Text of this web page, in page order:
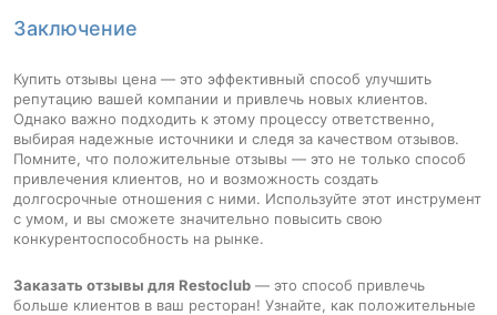
Заключение
Купить отзывы цена — это эффективный способ улучшить
репутацию вашей компании и привлечь новых клиентов.
Однако важно подходить к этому процессу ответственно,
выбирая надежные источники и следя за качеством отзывов.
Помните, что положительные отзывы — это не только способ
привлечения клиентов, но и возможность создать
долгосрочные отношения с ними. Используйте этот инструмент
с умом, и вы сможете значительно повысить свою
конкурентоспособность на рынке.
Заказать отзывы для Restoclub — это способ привлечь
больше клиентов в ваш ресторан! Узнайте, как положительные